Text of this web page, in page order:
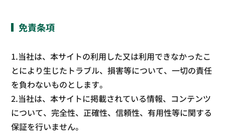
免責条項
1.当社は、本サイトの利用した又は利用できなかったこ
とにより生じたトラブル、損害等について、一切の責任
を負わないものとします。
2.当社は、本サイトに掲載されている情報、コンテンツ
について、完全性、正確性、信頼性、有用性等に関する
保証を行いません。